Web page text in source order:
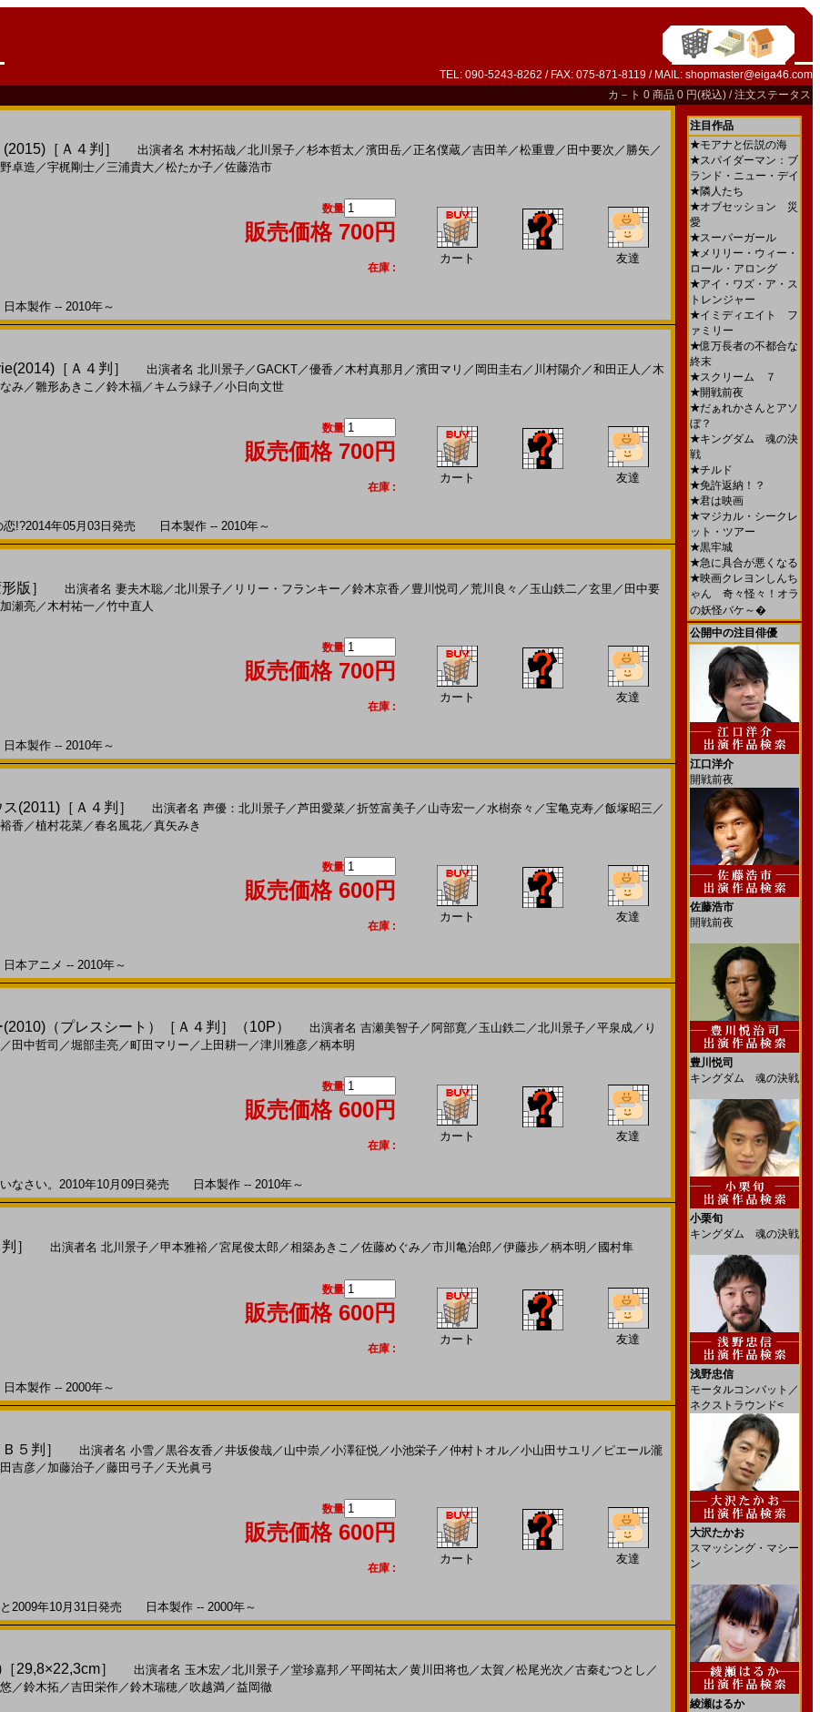
TEL: 090-5243-8262 / FAX: 075-871-8119 / MAIL: shopmaster@eiga46.com
カ－ト 0 商品 0 円(税込) /注文ステータス
［Ａ４判］ 出演者名 木村拓哉／北川景子／杉本哲太 ／濱田岳／正名僕蔵／吉田羊／松重豊 ／ 田中要次 ／ 勝矢 ／
卓造 ／宇梶剛士／三浦貴大／松たか子／佐藤浩市
数量
販売価格 700円
在庫 :
カート 友達
製作 -- 2010年～
［Ａ４判］ 出演者名 北川景子／GACKT／優香 ／木村真那月 ／濱田マリ ／ 岡田圭右／ 川村陽介 ／和田正人 ／木
み／雛形あきこ ／鈴木福／ キムラ緑子／小日向文世
数量
販売価格 700円
在庫 :
カート 友達
恋!?2014年05月03日発売 日本製作 -- 2010年～
版］ 出演者名 妻夫木聡／北川景子／ リリー・フランキー ／鈴木京香 ／ 豊川悦司 ／荒川良々 ／ 玉山鉄二／玄里 ／ 田中要
加瀬亮／木村祐一 ／竹中直人
数量
販売価格 700円
在庫 :
カート 友達
製作 -- 2010年～
(2011)［Ａ４判］ 出演者名 声優：北川景子／芦田愛菜／折笠富美子／ 山寺宏一 ／水樹奈々 ／宝亀克寿／飯塚昭三 ／
香 ／植村花菜／春名風花／真矢みき
数量
販売価格 600円
在庫 :
カート 友達
アニメ -- 2010年～
（プレスシート）［Ａ４判］（10P） 出演者名 吉瀬美智子／ 阿部寛／ 玉山鉄二／北川景子／平泉成／ り
／ 田中哲司 ／堀部圭亮／町田マリー ／上田耕一 ／津川雅彦／柄本明
数量
販売価格 600円
在庫 :
カート 友達
なさい。2010年10月09日発売 日本製作 -- 2010年～
］ 出演者名 北川景子／甲本雅裕／宮尾俊太郎 ／相築あきこ ／佐藤めぐみ／市川亀治郎 ／伊藤歩／柄本明 ／ 國村隼
数量
販売価格 600円
在庫 :
カート 友達
製作 -- 2000年～
５判］ 出演者名 小雪／黒谷友香 ／井坂俊哉／ 山中崇／小澤征悦／小池栄子／仲村トオル／小山田サユリ ／ ピエール瀧
吉彦／ 加藤治子／藤田弓子／ 天光眞弓
数量
販売価格 600円
在庫 :
カート 友達
2009年10月31日発売 日本製作 -- 2000年～
29,8×22,3cm］ 出演者名 玉木宏／北川景子／堂珍嘉邦／平岡祐太 ／黄川田将也／ 太賀 ／松尾光次 ／古秦むつとし ／
／鈴木拓 ／吉田栄作／鈴木瑞穂／ 吹越満／益岡徹
注目作品
★モアナと伝説の海
★スパイダーマン：ブ
ランド・ニュー・デイ
★隣人たち
★オブセッション 災
愛
★スーパーガール
★メリリー・ウィー・
ロール・アロング
★アイ・ワズ・ア・ス
トレンジャー
★イミディエイト フ
ァミリー
★億万長者の不都合な
終末
★スクリーム ７
★開戦前夜
★だぁれかさんとアソ
ぼ？
★キングダム 魂の決
戦
★チルド
★免許返納！？
★君は映画
★マジカル・シークレ
ット・ツアー
★黒牢城
★急に具合が悪くなる
★映画クレヨンしんち
ゃん 奇々怪々！オラ
の妖怪バケ～�
公開中の注目俳優
江口洋介
開戦前夜
佐藤浩市
開戦前夜
豊川悦司
キングダム 魂の決戦
小栗旬
キングダム 魂の決戦
浅野忠信
モータルコンバット／
ネクストラウンド<
大沢たかお
スマッシング・マシー
ン
綾瀬はるか